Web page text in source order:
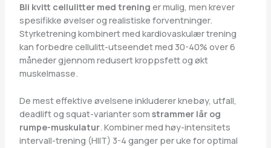
Bli kvitt cellulitter med trening er mulig, men krever
spesifikke øvelser og realistiske forventninger.
Styrketrening kombinert med kardiovaskulær trening
kan forbedre cellulitt-utseendet med 30-40% over 6
måneder gjennom redusert kroppsfett og økt
muskelmasse.
De mest effektive øvelsene inkluderer knebøy, utfall,
deadlift og squat-varianter som strammer lår og
rumpe-muskulatur. Kombiner med høy-intensitets
intervall-trening (HIIT) 3-4 ganger per uke for optimal